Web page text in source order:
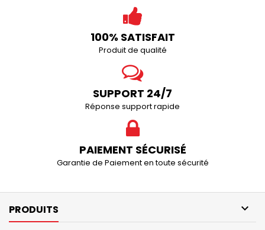
100% SATISFAIT
Produit de qualité
SUPPORT 24/7
Réponse support rapide
PAIEMENT SÉCURISÉ
Garantie de Paiement en toute sécurité
PRODUITS 